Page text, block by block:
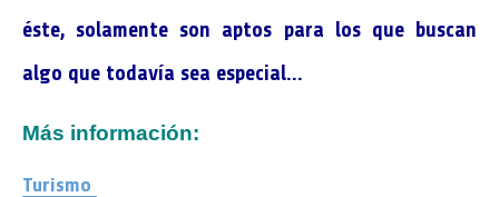
éste, solamente son aptos para los que buscan
algo que todavía sea especial…
Más información:
Turismo